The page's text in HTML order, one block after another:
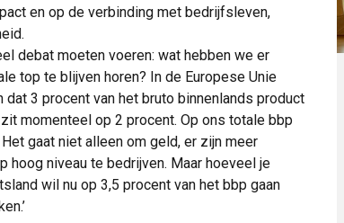
en op de verbinding met bedrijfsleven,
debat moeten voeren: wat hebben we er
top te blijven horen? In de Europese Unie
3 procent van het bruto binnenlands product
momenteel op 2 procent. Op ons totale bbp
gaat niet alleen om geld, er zijn meer
hoog niveau te bedrijven. Maar hoeveel je
wil nu op 3,5 procent van het bbp gaan